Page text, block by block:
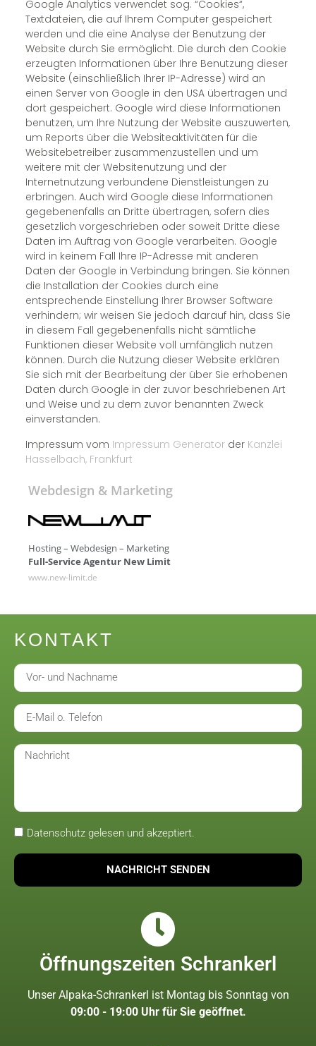
Google Analytics verwendet sog. “Cookies“,
Textdateien, die auf Ihrem Computer gespeichert
werden und die eine Analyse der Benutzung der
Website durch Sie ermöglicht. Die durch den Cookie
erzeugten Informationen über Ihre Benutzung dieser
Website (einschließlich Ihrer IP-Adresse) wird an
einen Server von Google in den USA übertragen und
dort gespeichert. Google wird diese Informationen
benutzen, um Ihre Nutzung der Website auszuwerten,
um Reports über die Websiteaktivitäten für die
Websitebetreiber zusammenzustellen und um
weitere mit der Websitenutzung und der
Internetnutzung verbundene Dienstleistungen zu
erbringen. Auch wird Google diese Informationen
gegebenenfalls an Dritte übertragen, sofern dies
gesetzlich vorgeschrieben oder soweit Dritte diese
Daten im Auftrag von Google verarbeiten. Google
wird in keinem Fall Ihre IP-Adresse mit anderen
Daten der Google in Verbindung bringen. Sie können
die Installation der Cookies durch eine
entsprechende Einstellung Ihrer Browser Software
verhindern; wir weisen Sie jedoch darauf hin, dass Sie
in diesem Fall gegebenenfalls nicht sämtliche
Funktionen dieser Website voll umfänglich nutzen
können. Durch die Nutzung dieser Website erklären
Sie sich mit der Bearbeitung der über Sie erhobenen
Daten durch Google in der zuvor beschriebenen Art
und Weise und zu dem zuvor benannten Zweck
einverstanden.
Impressum vom Impressum Generatorder Kanzlei
Hasselbach, Frankfurt
Webdesign & Marketing
Hosting – Webdesign – Marketing
Full-Service Agentur New Limit
www.new-limit.de
KONTAKT
Datenschutz gelesen und akzeptiert.
NACHRICHT SENDEN
Öffnungszeiten Schrankerl
Unser Alpaka-Schrankerl ist Montag bis Sonntag von
09:00 - 19:00 Uhr für Sie geöffnet.